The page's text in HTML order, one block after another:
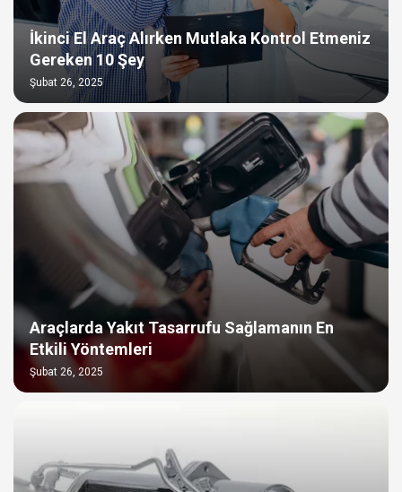
İkinci El Araç Alırken Mutlaka Kontrol Etmeniz
Gereken 10 Şey
Şubat 26, 2025
Araçlarda Yakıt Tasarrufu Sağlamanın En
Etkili Yöntemleri
Şubat 26, 2025